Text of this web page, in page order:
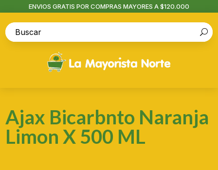
ENVIOS GRATIS POR COMPRAS MAYORES A $120.000
Ajax Bicarbnto Naranja
Limon X 500 ML